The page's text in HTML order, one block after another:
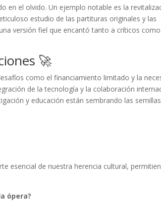
en el olvido. Un ejemplo notable es la
estudio de las partituras originales y las
versión fiel que encantó tanto a críticos
🚀
como el financiamiento limitado y la
de la tecnología y la colaboración
y educación están sembrando las
esencial de nuestra herencia cultural,
ópera?